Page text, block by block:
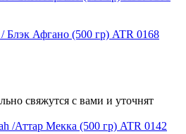
Блэк Афгано (500 гр) ATR 0168
свяжутся с вами и уточнят